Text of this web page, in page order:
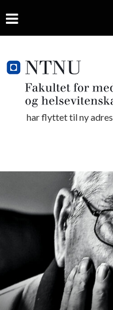
har flyttet til ny